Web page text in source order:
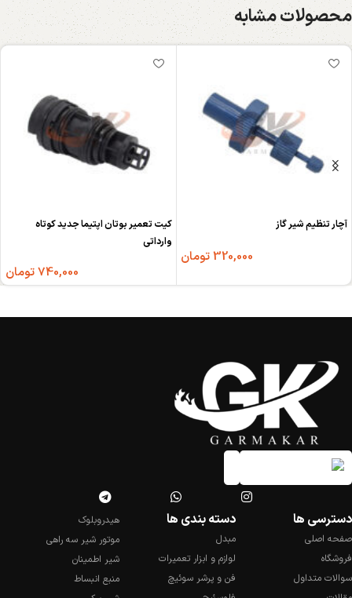
محصولات مشابه
آچار تنظیم شیر گاز
320,000تومان
کیت تعمیر بوتان اپتیما جدید کوتاه
وارداتی
740,000تومان
دسترسی ها
صفحه اصلی
فروشگاه
سوالات متداول
دسته بندی ها
مبدل
لوازم و ابزار تعمیرات
فن و پرشر سوئیچ
هیدروبلوک
موتور شیر سه راهی
شیر اطمینان
منبع انبساط